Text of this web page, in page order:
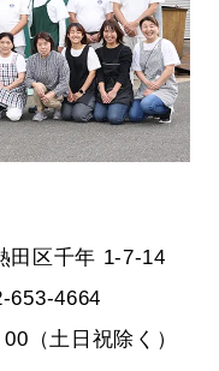
区千年 1-7-14
653-4664
（土日祝除く）